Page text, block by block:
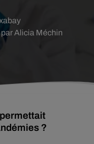
Alicia Méchin
?